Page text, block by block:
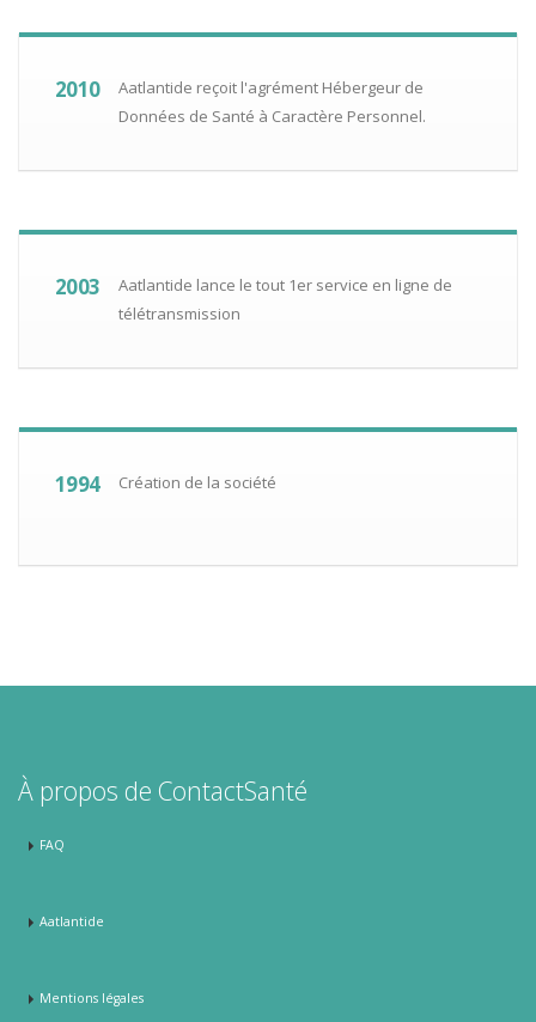
2010
Aatlantide reçoit l'agrément Hébergeur de
Données de Santé à Caractère Personnel.
2003
Aatlantide lance le tout 1er service en ligne de
télétransmission
1994 Création de la société
À propos de ContactSanté
FAQ
Aatlantide
Mentions légales